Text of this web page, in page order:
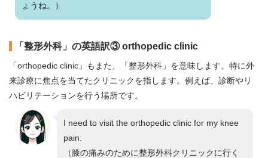
ょうね。）
「整形外科」の英語訳③ orthopedic clinic
「orthopedic clinic」もまた、「整形外科」を意味します。特に外
来診療に焦点を当てたクリニックを指します。例えば、診断やリ
ハビリテーションを行う場所です。
I need to visit the orthopedic clinic for my knee
pain.
（膝の痛みのために整形外科クリニックに行く